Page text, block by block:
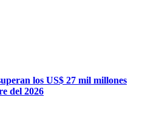
los US$ 27 mil millones
del 2026